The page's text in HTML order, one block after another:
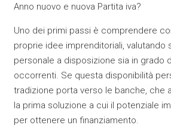
Anno nuovo e nuova Partita iva?
Uno dei primi passi è comprendere
proprie idee imprenditoriali, valutando
personale a disposizione sia in grado
occorrenti. Se questa disponibilità
tradizione porta verso le banche, che
la prima soluzione a cui il potenziale
per ottenere un finanziamento.